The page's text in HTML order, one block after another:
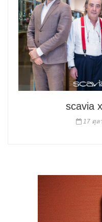
scavia
17 ตุล